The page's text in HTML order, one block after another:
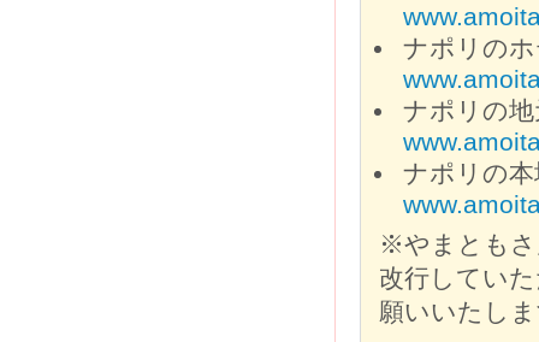
ナポリの
ナポリの地
ナポリの
※やまともさ
改行してい
願いいたし